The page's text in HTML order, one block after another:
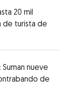
20 mil
de turista de
Suman nueve
de